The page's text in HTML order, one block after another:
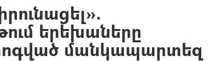
երեխաները
մանկապարտեզ